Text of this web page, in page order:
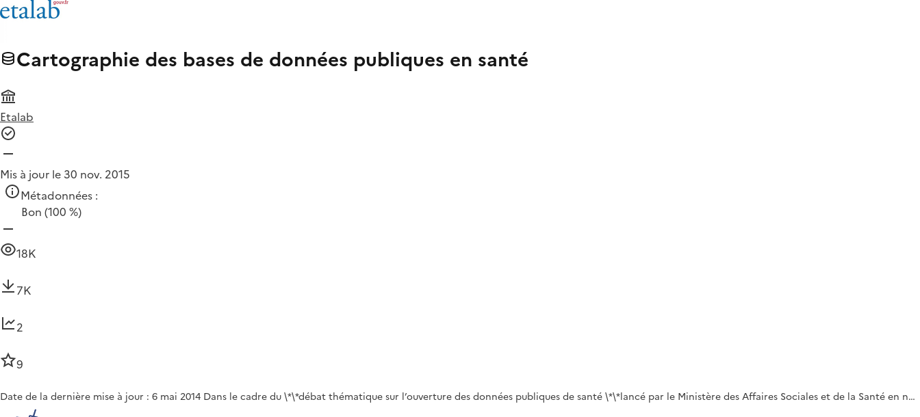
Cartographie des bases de données publiques en santé
Etalab
Mis à jour le 30 nov. 2015
Métadonnées :
Bon (100 %)
18K
7K
2
9
Date de la dernière mise à jour : 6 mai 2014 Dans le cadre du \*\*débat thématique sur l’ouverture des données publiques de santé \*\*lancé par le Ministère des Affaires Sociales et de la Santé en n…